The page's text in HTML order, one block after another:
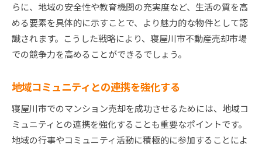
らに、地域の安全性や教育機関の充実度など、生活の質を高
める要素を具体的に示すことで、より魅力的な物件として認
識されます。こうした戦略により、寝屋川市不動産売却市場
での競争力を高めることができるでしょう。
地域コミュニティとの連携を強化する
寝屋川市でのマンション売却を成功させるためには、地域コ
ミュニティとの連携を強化することも重要なポイントです。
地域の行事やコミュニティ活動に積極的に参加することによ